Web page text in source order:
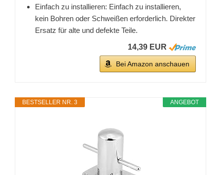
Einfach zu installieren: Einfach zu installieren,
kein Bohren oder Schweißen erforderlich. Direkter
Ersatz für alte und defekte Teile.
14,39 EUR
Bei Amazon anschauen
ANGEBOT
BESTSELLER NR. 3